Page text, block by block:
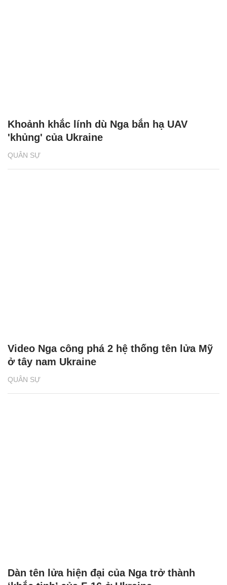
QUÂN SỰ
Khoảnh khắc lính dù Nga bắn hạ UAV
'khủng' của Ukraine
QUÂN SỰ
Video Nga công phá 2 hệ thống tên lửa Mỹ
ở tây nam Ukraine
Dàn tên lửa hiện đại của Nga trở thành